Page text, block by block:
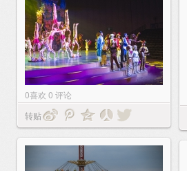
0喜欢 0 评论
转贴